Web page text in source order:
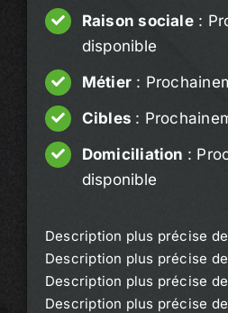
Raison sociale:
disponible
Métier :
Cibles :
Domiciliation :
disponible
Description plus précise
Description plus précise
Description plus précise
Description plus précise